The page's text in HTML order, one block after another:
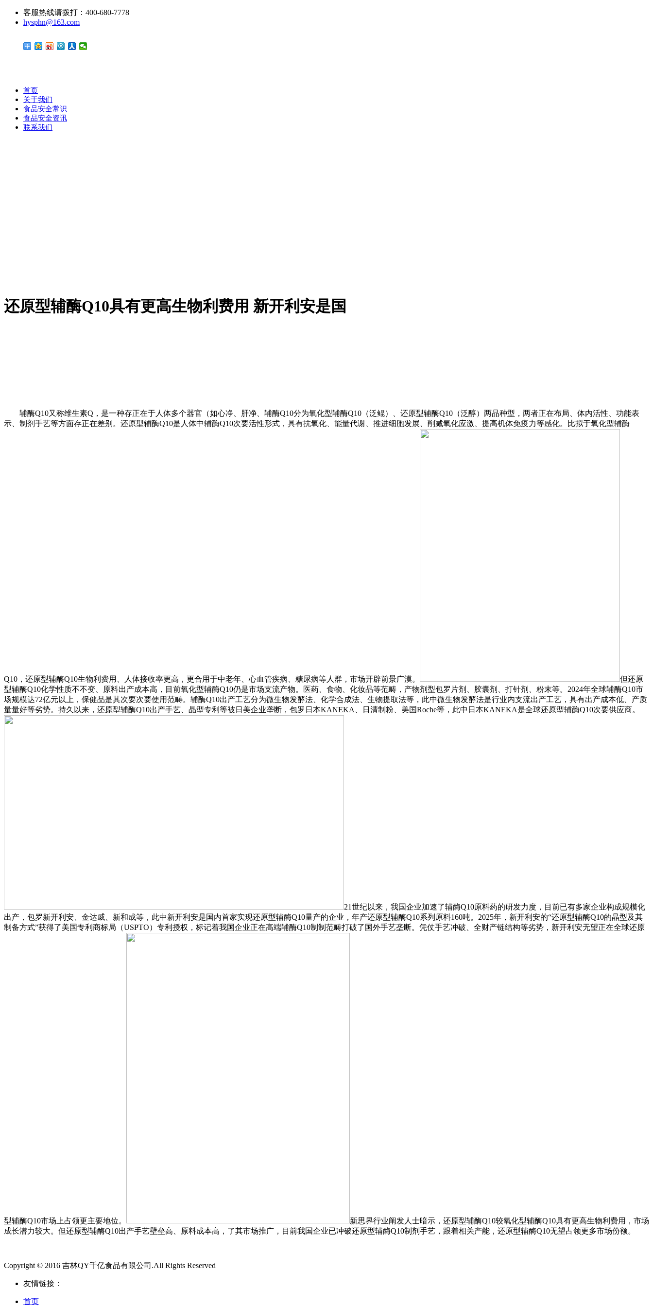
客服热线请拨打：400-680-7778
hysphn@163.com
首页
关于我们
食品安全常识
食品安全资讯
联系我们
还原型辅酶Q10具有更高生物利费用 新开利安是国
辅酶Q10又称维生素Q，是一种存正在于人体多个器官（如心净、肝净、辅酶Q10分为氧化型辅酶Q10（泛鲲）、还原型辅酶Q10（泛醇）两品种型，两者正在布局、体内活性、功能表
示、制剂手艺等方面存正在差别。还原型辅酶Q10是人体中辅酶Q10次要活性形式，具有抗氧化、能量代谢、推进细胞发展、削减氧化应激、提高机体免疫力等感化。比拟于氧化型辅酶
Q10，还原型辅酶Q10生物利费用、人体接收率更高，更合用于中老年、心血管疾病、糖尿病等人群，市场开辟前景广漠。
但还原
型辅酶Q10化学性质不不变、原料出产成本高，目前氧化型辅酶Q10仍是市场支流产物。医药、食物、化妆品等范畴，产物剂型包罗片剂、胶囊剂、打针剂、粉末等。2024年全球辅酶Q10市
场规模达72亿元以上，保健品是其次要次要使用范畴。辅酶Q10出产工艺分为微生物发酵法、化学合成法、生物提取法等，此中微生物发酵法是行业内支流出产工艺，具有出产成本低、产质
量量好等劣势。持久以来，还原型辅酶Q10出产手艺、晶型专利等被日美企业垄断，包罗日本KANEKA、日清制粉、美国Roche等，此中日本KANEKA是全球还原型辅酶Q10次要供应商。
21世纪以来，我国企业加速了辅酶Q10原料药的研发力度，目前已有多家企业构成规模化
出产，包罗新开利安、金达威、新和成等，此中新开利安是国内首家实现还原型辅酶Q10量产的企业，年产还原型辅酶Q10系列原料160吨。2025年，新开利安的“还原型辅酶Q10的晶型及其
制备方式”获得了美国专利商标局（USPTO）专利授权，标记着我国企业正在高端辅酶Q10制制范畴打破了国外手艺垄断。凭仗手艺冲破、全财产链结构等劣势，新开利安无望正在全球还原
型辅酶Q10市场上占领更主要地位。
新思界行业阐发人士暗示，还原型辅酶Q10较氧化型辅酶Q10具有更高生物利费用，市场
成长潜力较大。但还原型辅酶Q10出产手艺壁垒高、原料成本高，了其市场推广，目前我国企业已冲破还原型辅酶Q10制剂手艺，跟着相关产能，还原型辅酶Q10无望占领更多市场份额。
Copyright © 2016 吉林QY千亿食品有限公司.All Rights Reserved
友情链接：
首页